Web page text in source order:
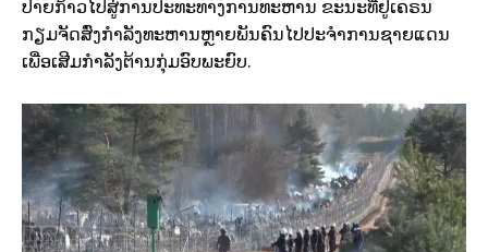
ປາຍກ້າວໄປສູ່ການປະທະທາງການທະຫານ ຂະນະທີ່ຢູເຄຣນ
ກຽມຈັດສົ່ງກຳລັງທະຫານຫຼາຍພັນຄົນໄປປະຈຳການຊາຍແດນ
ເພື່ອເສີມກຳລັງຕ້ານກຸ່ມອົບພະຍົບ.